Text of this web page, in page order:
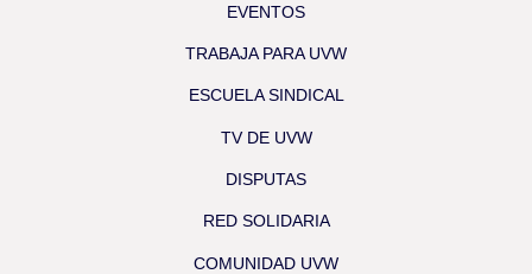
EVENTOS
TRABAJA PARA UVW
ESCUELA SINDICAL
TV DE UVW
DISPUTAS
RED SOLIDARIA
COMUNIDAD UVW